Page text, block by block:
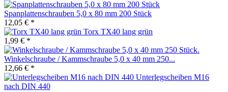
Spanplattenschrauben 5,0 x 80 mm 200 Stück
12,05 € *
Torx TX40 lang grün
1,99 € *
Winkelschraube / Kammschraube 5,0 x 40 mm 250...
12,66 € *
Unterlegscheiben M16
nach DIN 440